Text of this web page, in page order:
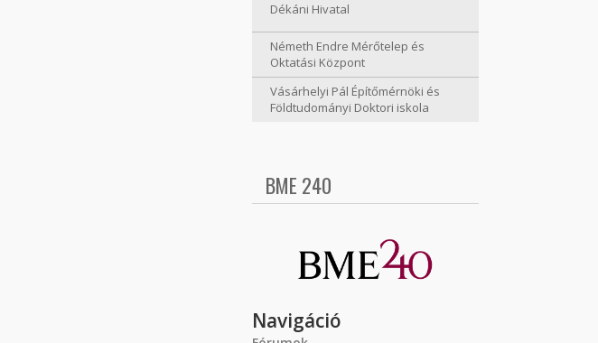
Dékáni Hivatal
Németh Endre Mérőtelep és
Oktatási Központ
Vásárhelyi Pál Építőmérnöki és
Földtudományi Doktori iskola
BME 240
Navigáció